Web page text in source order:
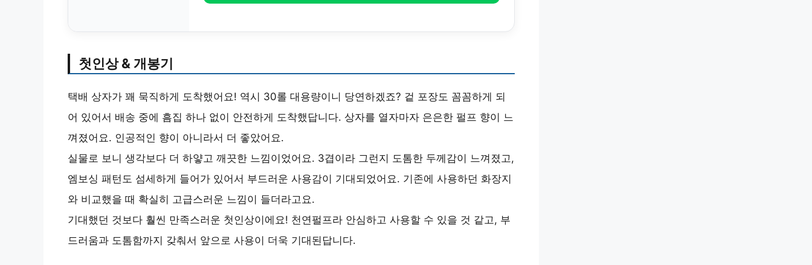
첫인상 & 개봉기
택배 상자가 꽤 묵직하게 도착했어요! 역시 30롤 대용량이니 당연하겠죠? 겉 포장도 꼼꼼하게 되
어 있어서 배송 중에 흠집 하나 없이 안전하게 도착했답니다. 상자를 열자마자 은은한 펄프 향이 느
껴졌어요. 인공적인 향이 아니라서 더 좋았어요.
실물로 보니 생각보다 더 하얗고 깨끗한 느낌이었어요. 3겹이라 그런지 도톰한 두께감이 느껴졌고,
엠보싱 패턴도 섬세하게 들어가 있어서 부드러운 사용감이 기대되었어요. 기존에 사용하던 화장지
와 비교했을 때 확실히 고급스러운 느낌이 들더라고요.
기대했던 것보다 훨씬 만족스러운 첫인상이에요! 천연펄프라 안심하고 사용할 수 있을 것 같고, 부
드러움과 도톰함까지 갖춰서 앞으로 사용이 더욱 기대된답니다.